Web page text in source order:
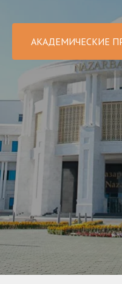
АКАДЕМИЧЕСКИЕ